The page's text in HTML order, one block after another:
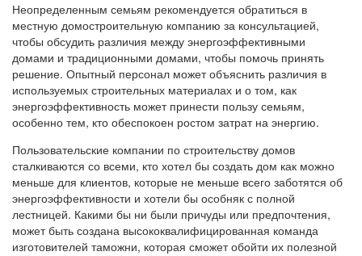
Неопределенным семьям рекомендуется обратиться в
местную домостроительную компанию за консультацией,
чтобы обсудить различия между энергоэффективными
домами и традиционными домами, чтобы помочь принять
решение. Опытный персонал может объяснить различия в
используемых строительных материалах и о том, как
энергоэффективность может принести пользу семьям,
особенно тем, кто обеспокоен ростом затрат на энергию.
Пользовательские компании по строительству домов
сталкиваются со всеми, кто хотел бы создать дом как можно
меньше для клиентов, которые не меньше всего заботятся об
энергоэффективности и хотели бы особняк с полной
лестницей. Какими бы ни были причуды или предпочтения,
может быть создана высококвалифицированная команда
изготовителей таможни, которая сможет обойти их полезной